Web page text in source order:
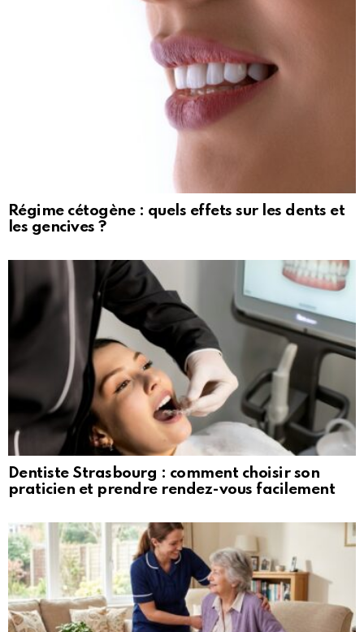
Régime cétogène : quels effets sur les dents et
les gencives ?
Dentiste Strasbourg : comment choisir son
praticien et prendre rendez-vous facilement